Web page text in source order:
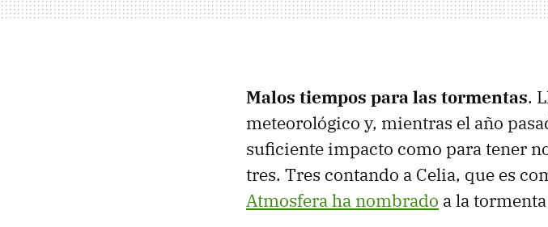
Malos tiempos para las tormentas.
meteorológico y, mientras el año
suficiente impacto como para tener
tres. Tres contando a Celia, que es
Atmosfera ha nombrado a la